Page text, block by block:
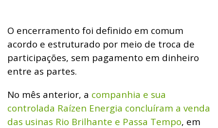
O encerramento foi definido em comum
acordo e estruturado por meio de troca de
participações, sem pagamento em dinheiro
entre as partes.
No mês anterior, a companhia e sua
controlada Raízen Energia concluíram a venda
das usinas Rio Brilhante e Passa Tempo, em